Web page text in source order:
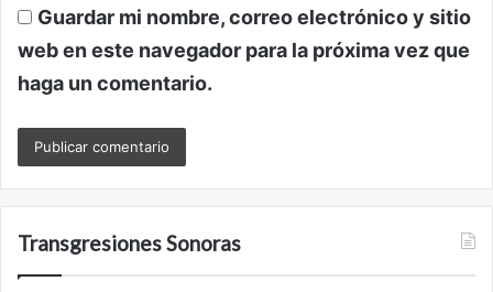
Guardar mi nombre, correo electrónico y sitio
web en este navegador para la próxima vez que
haga un comentario.
Transgresiones Sonoras